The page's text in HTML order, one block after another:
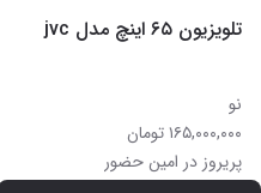
تلویزیون ۶۵ اینچ مدل jvc
نو
۱۶۵,۰۰۰,۰۰۰ تومان
پریروز در امین حضور